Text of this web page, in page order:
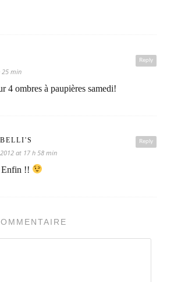
Reply
25 min
4 ombres à paupières samedi!
Reply
at 17 h 58 min
Enfin !!